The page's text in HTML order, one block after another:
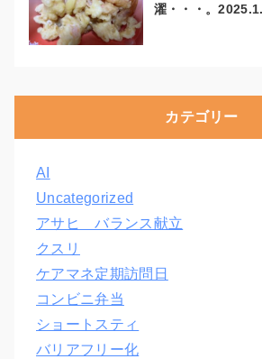
濯・・・。
カテゴリー
AI
Uncategorized
アサヒ バランス献立
クスリ
ケアマネ定期訪問日
コンビニ弁当
ショートスティ
バリアフリー化